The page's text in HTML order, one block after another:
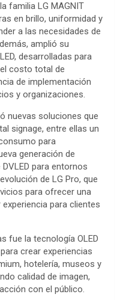
familia LG MAGNIT
en brillo, uniformidad y
a las necesidades de
amplió su
desarrolladas para
costo total de
de implementación
y organizaciones.
nuevas soluciones que
signage, entre ellas un
para
generación de
para entornos
de LG Pro, que
para ofrecer una
para clientes
fue la tecnología OLED
crear experiencias
hotelería, museos y
calidad de imagen,
con el público.